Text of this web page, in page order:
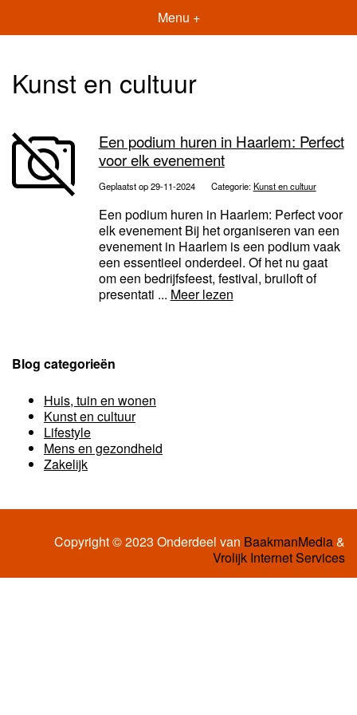
Menu +
Kunst en cultuur
Een podium huren in Haarlem: Perfect
voor elk evenement
Geplaatst op 29-11-2024 Categorie:Kunst en cultuur
Een podium huren in Haarlem: Perfect voor
elk evenement Bij het organiseren van een
evenement in Haarlem is een podium vaak
een essentieel onderdeel. Of het nu gaat
om een bedrijfsfeest, festival, bruiloft of
presentati ... Meer lezen
Blog categorieën
Huis, tuin en wonen
Kunst en cultuur
Lifestyle
Mens en gezondheid
Zakelijk
Copyright © 2023 Onderdeel van BaakmanMedia&
Vrolijk Internet Services